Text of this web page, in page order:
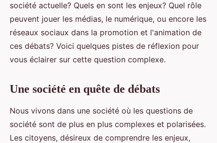
Antonin• 5 juin 2024•5 min de lecture
société actuelle? Quels en sont les enjeux? Quel rôle
peuvent jouer les médias, le numérique, ou encore les
réseaux sociaux dans la promotion et l'animation de
ces débats? Voici quelques pistes de réflexion pour
vous éclairer sur cette question complexe.
Une société en quête de débats
Nous vivons dans une société où les questions de
société sont de plus en plus complexes et polarisées.
Les citoyens, désireux de comprendre les enjeux,